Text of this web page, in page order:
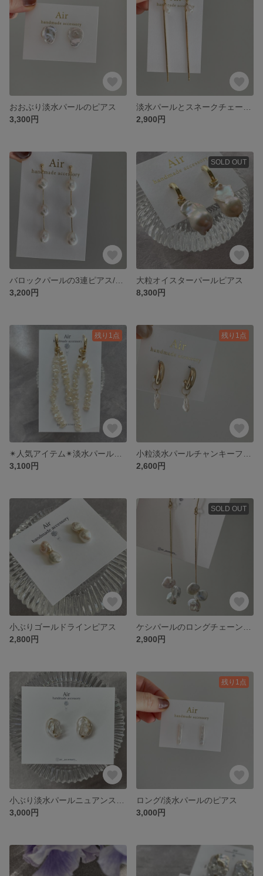
おおぶり淡水パールのピアス
3,300円
2,900円
3,200円
SOLD OUT
大粒オイスターパールピアス
8,300円
残り1点
3,100円
残り1点
2,600円
小ぶりゴールドラインピアス
2,800円
SOLD OUT
2,900円
3,000円
残り1点
ロング/淡水パールのピアス
3,000円